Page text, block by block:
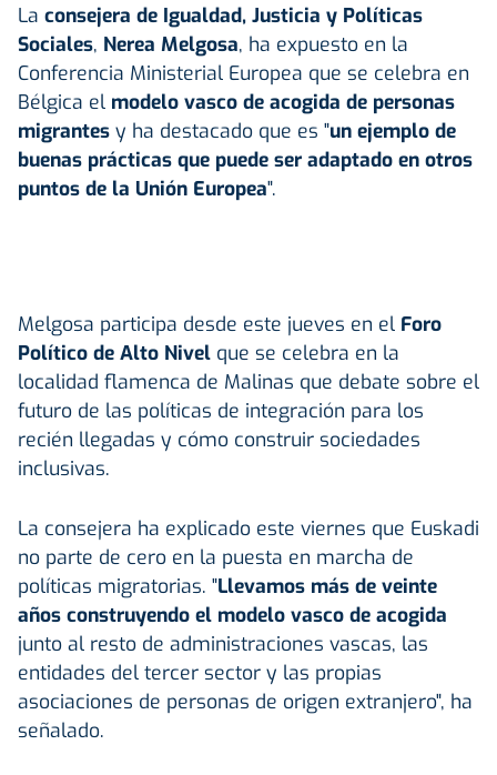
La consejera de Igualdad, Justicia y Políticas
Sociales, Nerea Melgosa, ha expuesto en la
Conferencia Ministerial Europea que se celebra en
Bélgica el modelo vasco de acogida de personas
migrantes y ha destacado que es "un ejemplo de
buenas prácticas que puede ser adaptado en otros
puntos de la Unión Europea".
Melgosa participa desde este jueves en el Foro
Político de Alto Nivel que se celebra en la
localidad flamenca de Malinas que debate sobre el
futuro de las políticas de integración para los
recién llegadas y cómo construir sociedades
inclusivas.
La consejera ha explicado este viernes que Euskadi
no parte de cero en la puesta en marcha de
políticas migratorias. "Llevamos más de veinte
años construyendo el modelo vasco de acogida
junto al resto de administraciones vascas, las
entidades del tercer sector y las propias
asociaciones de personas de origen extranjero", ha
señalado.